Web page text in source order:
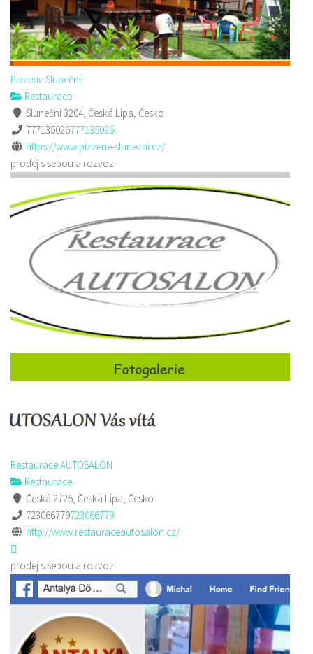
Pizzerie Sluneční
Restaurace
Sluneční 3204, Česká Lípa, Česko
777135026777135026
https://www.pizzerie-slunecni.cz/
prodej s sebou a rozvoz
Restaurace AUTOSALON
Restaurace
Česká 2725, Česká Lípa, Česko
723066779723066779
http://www.restauraceautosalon.cz/
prodej s sebou a rozvoz